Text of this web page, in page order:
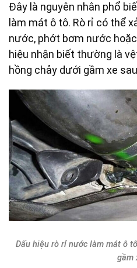
Đây là nguyên nhân phổ
làm mát ô tô. Rò rỉ có thể
nước, phớt bơm nước
hiệu nhận biết thường là
hồng chảy dưới gầm xe
Dấu hiệu rò rỉ nước làm mát ô
gầm